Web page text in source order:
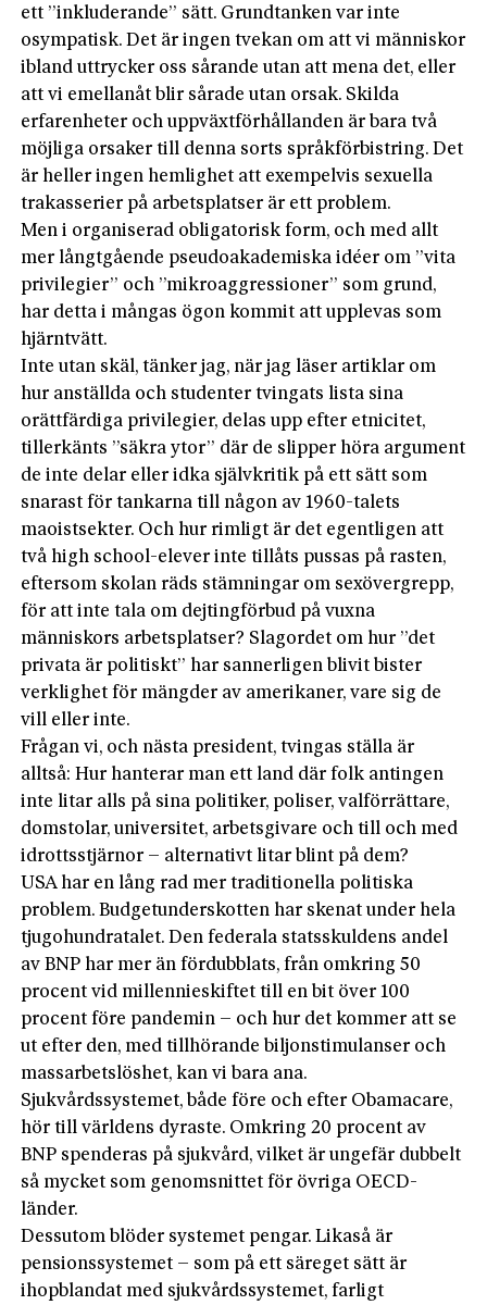
ett ”inkluderande” sätt. Grundtanken var inte
osympatisk. Det är ingen tvekan om att vi männi­skor
ibland uttrycker oss sårande utan att mena det, eller
att vi emellanåt blir sårade utan orsak. Skilda
erfarenheter och uppväxtförhållanden är bara två
möjliga orsaker till denna sorts ­språkförbistring. Det
är heller ingen hemlighet att exempelvis sexuella
trakasserier på arbetsplatser är ett problem.
Men i organiserad obligatorisk form, och med allt
mer långt­gående pseudoakademiska idéer om ”vita
privilegier” och ”mikroaggressioner” som grund,
har detta i mångas ögon kommit att upplevas som
hjärntvätt.
Inte utan skäl, tänker jag, när jag läser artiklar om
hur anställda och studenter tvingats lista sina
orättfärdiga privilegier, delas upp efter etnicitet,
tillerkänts ”säkra ytor” där de slipper höra argument
de inte delar eller idka självkritik på ett sätt som
snarast för tankarna till någon av 1960-talets
maoistsekter. Och hur rimligt är det egentligen att
två high school-­elever inte tillåts pussas på rasten,
eftersom skolan räds stämningar om sex­övergrepp,
för att inte tala om dejtingförbud på vuxna
människors arbetsplatser? Slagordet om hur ”det
privata är politiskt” har sannerligen blivit bister
verklighet för mängder av amerikaner, vare sig de
vill eller inte.
Frågan vi, och nästa president, tvingas ställa är
alltså: Hur hanterar man ett land där folk antingen
inte litar alls på sina politiker, poliser, valförrättare,
domstolar, universitet, arbets­givare och till och med
idrottsstjärnor – alternativt litar blint på dem?
USA har en lång rad mer traditionella politiska
problem. Budgetunderskotten har skenat under hela
tjugohundratalet. Den federala statsskuldens andel
av BNP har mer än fördubblats, från omkring 50
procent vid millennieskiftet till en bit över 100
procent före pandemin – och hur det kommer att se
ut efter den, med tillhörande biljonstimulanser och
massarbetslöshet, kan vi bara ana.
Sjukvårdssystemet, både före och efter Obamacare,
hör till världens dyraste. Omkring 20 procent av
BNP spenderas på sjukvård, vilket är ungefär dubbelt
så mycket som genomsnittet för övriga OECD-
länder.
Dessutom blöder systemet pengar. Likaså är
pensionssystemet – som på ett säreget sätt är
ihopblandat med sjukvårdssystemet, farligt